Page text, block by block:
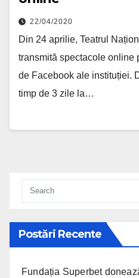
22/04/2020
Din 24 aprilie, Teatrul
transmită spectacole online
de Facebook ale instituției.
timp de 3 zile la…
Postări Recente
Fundația Superbet